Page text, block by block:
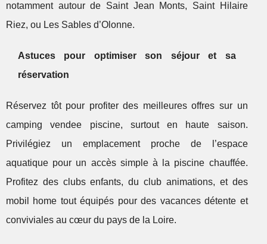
notamment autour de Saint Jean Monts, Saint Hilaire
Riez, ou Les Sables d’Olonne.
Astuces pour optimiser son séjour et sa
réservation
Réservez tôt pour profiter des meilleures offres sur un
camping vendee piscine, surtout en haute saison.
Privilégiez un emplacement proche de l’espace
aquatique pour un accès simple à la piscine chauffée.
Profitez des clubs enfants, du club animations, et des
mobil home tout équipés pour des vacances détente et
conviviales au cœur du pays de la Loire.